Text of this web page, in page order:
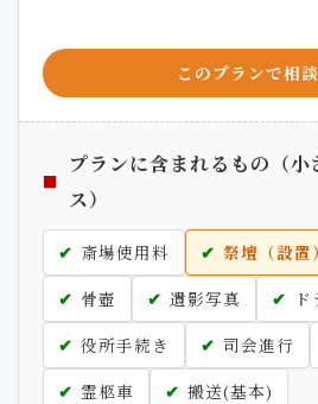
このプランで相
プランに含まれるもの（小
ス）
斎場使用料 祭壇（設置）
骨壺
遺影写真
役所手続き
司会進行
霊柩車
搬送(基本)